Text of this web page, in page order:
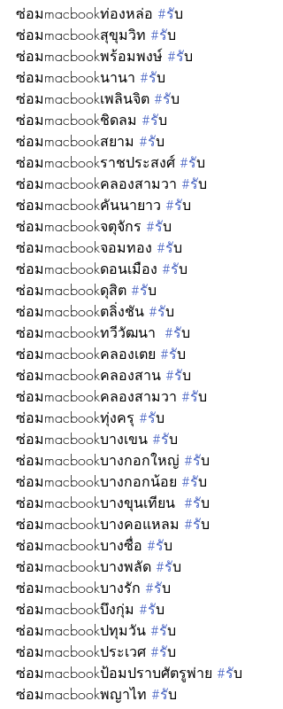
ซ่อมmacbookท่องหล่อ #รับ
ซ่อมmacbookสุขุมวิท #รับ
ซ่อมmacbookพร้อมพงษ์ #รับ
ซ่อมmacbookนานา #รับ
ซ่อมmacbookเพลินจิต #รับ
ซ่อมmacbookชิดลม #รับ
ซ่อมmacbookสยาม #รับ
ซ่อมmacbookราชประสงศ์ #รับ
ซ่อมmacbookคลองสามวา #รับ
ซ่อมmacbookคันนายาว #รับ
ซ่อมmacbookจตุจักร #รับ
ซ่อมmacbookจอมทอง #รับ
ซ่อมmacbookดอนเมือง #รับ
ซ่อมmacbookดุสิต #รับ
ซ่อมmacbookตลิ่งชัน #รับ
ซ่อมmacbookทวีวัฒนา #รับ
ซ่อมmacbookคลองเตย #รับ
ซ่อมmacbookคลองสาน #รับ
ซ่อมmacbookคลองสามวา #รับ
ซ่อมmacbookทุ่งครุ #รับ
ซ่อมmacbookบางเขน #รับ
ซ่อมmacbookบางกอกใหญ่ #รับ
ซ่อมmacbookบางกอกน้อย #รับ
ซ่อมmacbookบางขุนเทียน #รับ
ซ่อมmacbookบางคอแหลม #รับ
ซ่อมmacbookบางซื่อ #รับ
ซ่อมmacbookบางพลัด #รับ
ซ่อมmacbookบางรัก #รับ
ซ่อมmacbookบึงกุ่ม #รับ
ซ่อมmacbookปทุมวัน #รับ
ซ่อมmacbookประเวศ #รับ
ซ่อมmacbookป้อมปราบศัตรูพ่าย #รับ
ซ่อมmacbookพญาไท #รับ